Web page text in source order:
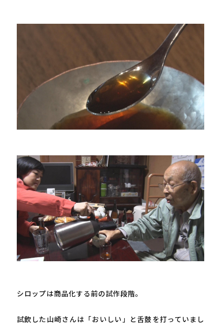
シロップは商品化する前の試作段階。
試飲した山崎さんは「おいしい」と舌鼓を打っていまし